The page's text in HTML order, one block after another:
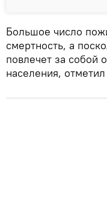
Большое число
смертность, а
повлечет за собой
населения,